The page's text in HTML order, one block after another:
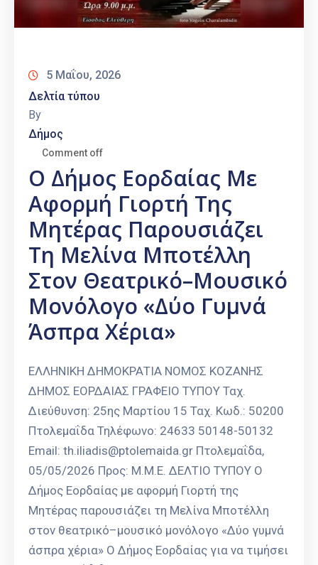
5 Μαΐου, 2026
Δελτία τύπου
By
Δήμος
Comment off
Ο Δήμος Εορδαίας Με
Αφορμή Γιορτή Της
Μητέρας Παρουσιάζει
Τη Μελίνα Μποτέλλη
Στον Θεατρικό–Μουσικό
Μονόλογο «Δύο Γυμνά
Άσπρα Χέρια»
ΕΛΛΗΝΙΚΗ ΔΗΜΟΚΡΑΤΙΑ ΝΟΜΟΣ ΚΟΖΑΝΗΣ
ΔΗΜΟΣ ΕΟΡΔΑΙΑΣ ΓΡΑΦΕΙΟ ΤΥΠΟΥ Ταχ.
Διεύθυνση: 25ης Μαρτίου 15 Ταχ. Κωδ.: 50200
Πτολεμαΐδα Τηλέφωνο: 24633 50148-50132
Email: th.iliadis@ptolemaida.gr Πτολεμαΐδα,
05/05/2026 Προς: Μ.Μ.Ε. ΔΕΛΤΙΟ ΤΥΠΟΥ Ο
Δήμος Εορδαίας με αφορμή Γιορτή της
Μητέρας παρουσιάζει τη Μελίνα Μποτέλλη
στον θεατρικό–μουσικό μονόλογο «Δύο γυμνά
άσπρα χέρια» Ο Δήμος Εορδαίας για να τιμήσει